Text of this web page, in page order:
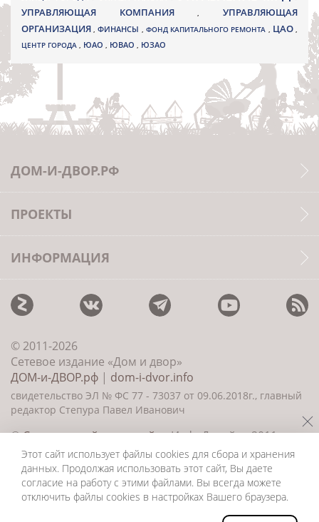
УПРАВЛЯЮЩАЯ КОМПАНИЯ,УПРАВЛЯЮЩАЯ
ОРГАНИЗАЦИЯ,ФИНАНСЫ , ФОНД КАПИТАЛЬНОГО РЕМОНТА , ЦАО,
ЦЕНТР ГОРОДА , ЮАО , ЮВАО , ЮЗАО
ДОМ-И-ДВОР.РФ
ПРОЕКТЫ
ИНФОРМАЦИЯ
© 2011-2026
Сетевое издание «Дом и двор»
ДОМ-и-ДВОР.рф | dom-i-dvor.info
свидетельство ЭЛ № ФС 77 - 73037 от 09.06.2018г., главный
редактор Степура Павел Иванович
©Создание сайта и дизайн«ИнфоДизайн» 2011—
2026
Этот сайт использует файлы cookies для сбора и хранения
данных. Продолжая использовать этот сайт, Вы даете
согласие на работу с этими файлами. Вы всегда можете
отключить файлы cookies в настройках Вашего браузера.